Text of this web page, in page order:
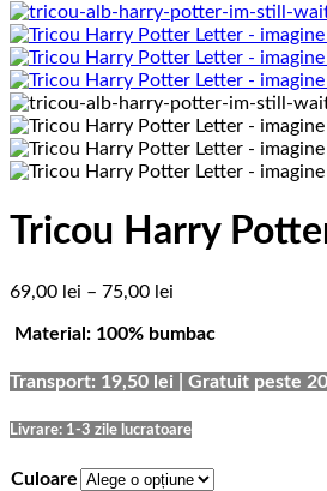
Tricou Harry
69,00 lei – 75,00 lei
prețuri:
până
75,00 lei
Material: 100% bumbac
Transport: 19,50 lei | Gratuit peste
Livrare: 1-3 zile lucratoare
Culoare